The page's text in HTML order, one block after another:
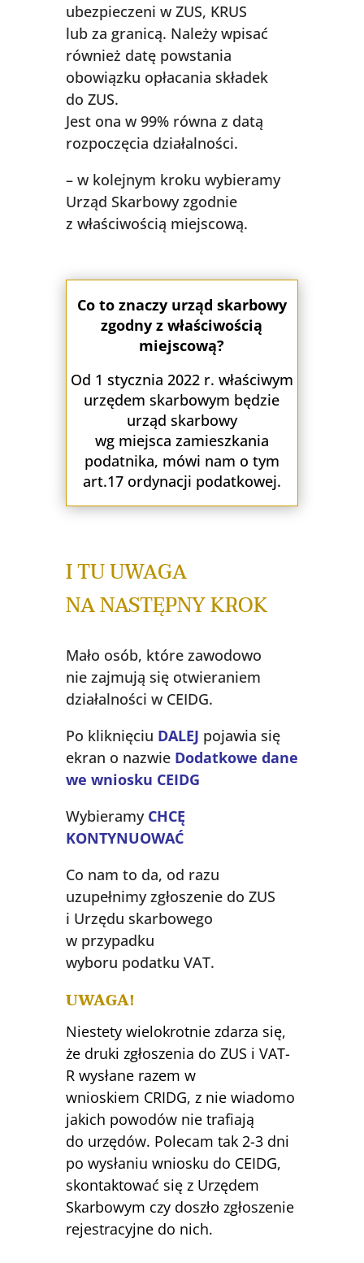
ubezpieczeni w ZUS, KRUS
lub za granicą. Należy wpisać
również datę powstania
obowiązku opłacania składek
do ZUS.
Jest ona w 99% równa z datą
rozpoczęcia działalności.
– w kolejnym kroku wybieramy
Urząd Skarbowy zgodnie
z właściwością miejscową.
Co to znaczy urząd skarbowy
zgodny z właściwością
miejscową?
Od 1 stycznia 2022 r. właściwym
urzędem skarbowym będzie
urząd skarbowy
wg miejsca zamieszkania
podatnika, mówi nam o tym
art.17 ordynacji podatkowej.
I TU UWAGA
NA NASTĘPNY KROK
Mało osób, które zawodowo
nie zajmują się otwieraniem
działalności w CEIDG.
Po kliknięciu DALEJ pojawia się
ekran o nazwie Dodatkowe dane
we wniosku CEIDG
Wybieramy CHCĘ
KONTYNUOWAĆ
Co nam to da, od razu
uzupełnimy zgłoszenie do ZUS
i Urzędu skarbowego
w przypadku
wyboru podatku VAT.
UWAGA!
Niestety wielokrotnie zdarza się,
że druki zgłoszenia do ZUS i VAT-
R wysłane razem w
wnioskiem CRIDG, z nie wiadomo
jakich powodów nie trafiają
do urzędów. Polecam tak 2-3 dni
po wysłaniu wniosku do CEIDG,
skontaktować się z Urzędem
Skarbowym czy doszło zgłoszenie
rejestracyjne do nich.